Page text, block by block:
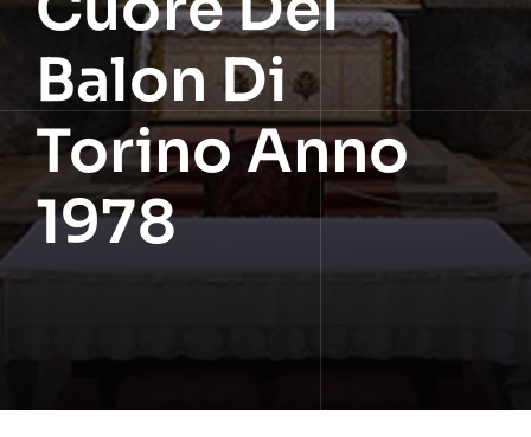
Balon Di
Torino Anno
1978